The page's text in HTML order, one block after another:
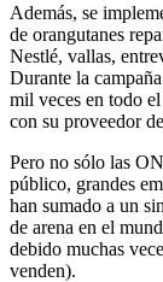
Además, se
de orangutanes
Nestlé, vallas,
Durante la
mil veces en todo
con su proveedor
Pero no sólo las
público, grandes
han sumado a un
de arena en el
debido muchas
venden).